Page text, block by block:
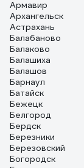
Армавир
Архангельск
Астрахань
Балабаново
Балаково
Балашиха
Балашов
Барнаул
Батайск
Бежецк
Белгород
Бердск
Березники
Березовский
Богородск